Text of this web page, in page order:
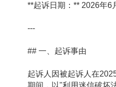
**起诉日期：** 2026年6
---
## 一、起诉事由
起诉人因被起诉人在
期间，以"利用迷信破坏